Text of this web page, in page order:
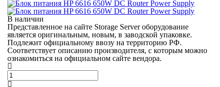
В наличии
Представленное на сайте Storage Server оборудование
является оригинальным, новым, в заводской упаковке.
Подлежит официальному ввозу на территорию РФ.
Соответствует описанию производителя, с которым можно
ознакомиться на официальном сайте вендора.